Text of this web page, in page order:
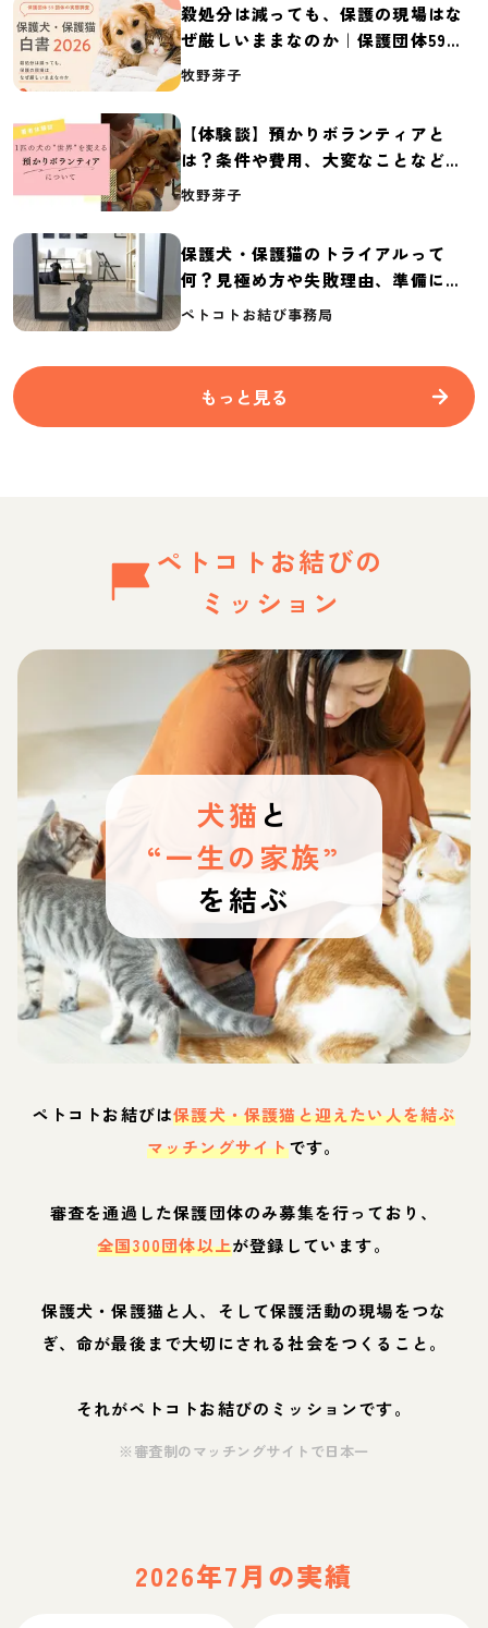
殺処分は減っても、保護の現場はな
ぜ厳しいままなのか｜保護団体59団
体の実態調査【保護犬・保護猫白書
牧野芽子
【体験談】預かりボランティアと
は？条件や費用、大変なことなど紹
介
牧野芽子
保護犬・保護猫のトライアルって
何？見極め方や失敗理由、準備に必
要なものを紹介
ペトコトお結び事務局
もっと見る
ペトコトお結びの
ミッション
犬猫 と
“一生の家族”
を結ぶ
ペトコトお結びは保護犬・保護猫と迎えたい人を結ぶ
マッチングサイトです。
審査を通過した保護団体のみ募集を行っており、
全国300団体以上が登録しています。
保護犬・保護猫と人、そして保護活動の現場をつな
ぎ、命が最後まで大切にされる社会をつくること。
それがペトコトお結びのミッションです。
※審査制のマッチングサイトで日本一
2026年7月の実績